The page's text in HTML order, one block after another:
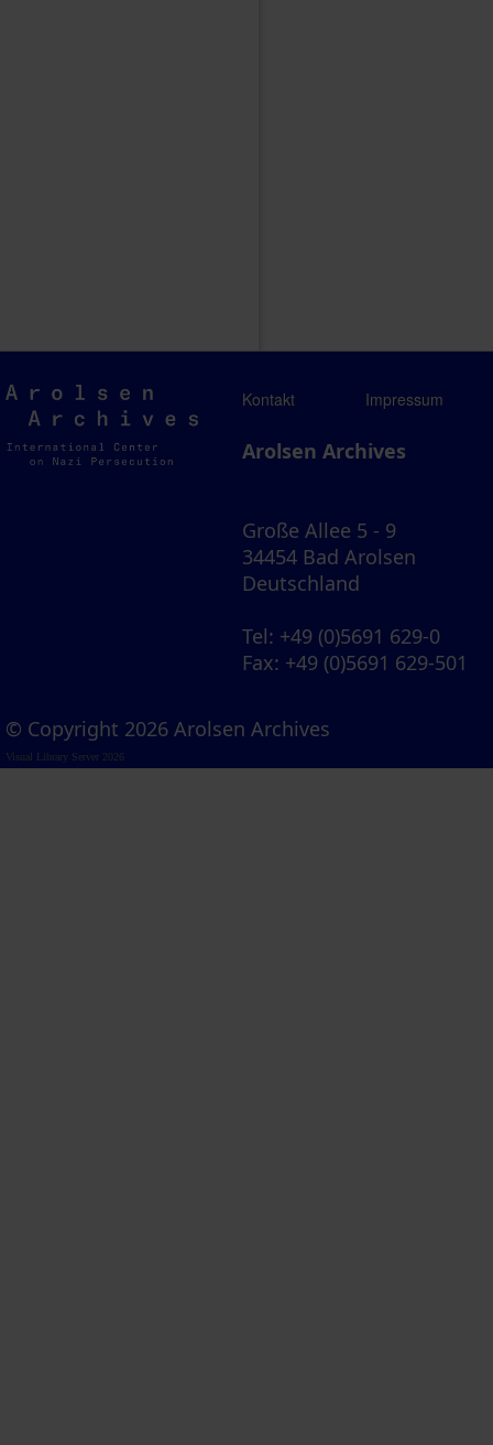
Arolsen
Archives
Kontakt Impressum
Arolsen Archives
Große Allee 5 - 9
34454 Bad Arolsen
Deutschland
Tel: +49 (0)5691 629-0
Fax: +49 (0)5691 629-501
© Copyright 2026 Arolsen Archives
Visual Library Server 2026